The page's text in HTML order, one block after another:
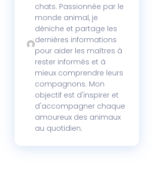
chats. Passionnée par le
monde animal, je
déniche et partage les
dernières informations
pour aider les maîtres à
rester informés et à
mieux comprendre leurs
compagnons. Mon
objectif est d'inspirer et
d'accompagner chaque
amoureux des animaux
au quotidien.